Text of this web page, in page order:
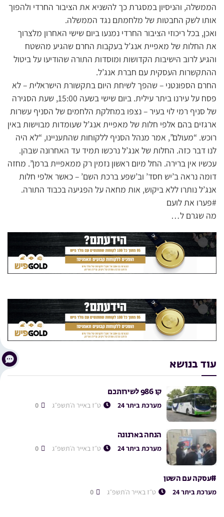
הממשלה, והניסיון במסגרת כך להשניא את הציבור החרדי ולהפוך
אותו לשק החבטות של מלחמתם נגד הממשלה.
ואכן, בכל ריכוזי הציבור החרדי נמנעו ביום שישי האחרון מלצרוך
את החלות של מאפיית אנג’ל בעקבות החרם שהגיע מהשטח
והגיע לרוב הישיבות הקדושות ומוסדות התורה שהודיעו על ביטול
ההתקשרות העסקית עם חברת אנג’ל.
החרם הספונטני – שהפך לשיחת היום בתקשורת הישראלית – לא
פסח על עירנו ביתר עילית. ביום שישי בשעה 15:00, שעת הסגירה
של סניף רמי לוי בעיר – נצפו במחלקת הלחמים של הסניף עשרות
ארגזים בהם אלפי חלות של מאפיית אנג’ל שעומדות מבוישות באין
רוכש. “מעולם”, אמר מנהל הסניף ללקוחות שהתעניינו, “לא היה
לנו דבר כזה. החלות של אנג’ל נרכשו תמיד עד האחרונה שבהן.
עכשיו אין ברירה. החל מיום ראשון נזמין רק ממאפיית ברמן”. מחזה
דומה נראה ב’יש חסד’ וב’שפע ברכת השם’ – כאשר אלפי חלות
אנג’ל נותרו ללא ביקוש, אות מחאה על הפגיעה בכבוד התורה.
#פערו את לועם
מה שגרם ל…
עוד בנושא
קו 986 לשירותכם
מערכת ביתר 24 ט״ז באייר ה׳תשפ״ג
הנחה בארנונה
מערכת ביתר 24 ט״ז באייר ה׳תשפ״ג
#עסקה עם השטן
מערכת ביתר 24 ט״ז באייר ה׳תשפ״ג